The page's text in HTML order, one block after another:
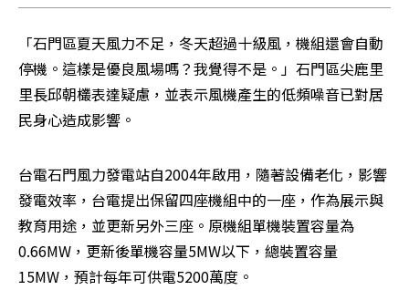
「石門區夏天風力不足，冬天超過十級風，機組還會自動
停機。這樣是優良風場嗎？我覺得不是。」石門區尖鹿里
里長邱朝欉表達疑慮，並表示風機產生的低頻噪音已對居
民身心造成影響。
台電石門風力發電站自2004年啟用，隨著設備老化，影響
發電效率，台電提出保留四座機組中的一座，作為展示與
教育用途，並更新另外三座。原機組單機裝置容量為
0.66MW，更新後單機容量5MW以下，總裝置容量
15MW，預計每年可供電5200萬度。